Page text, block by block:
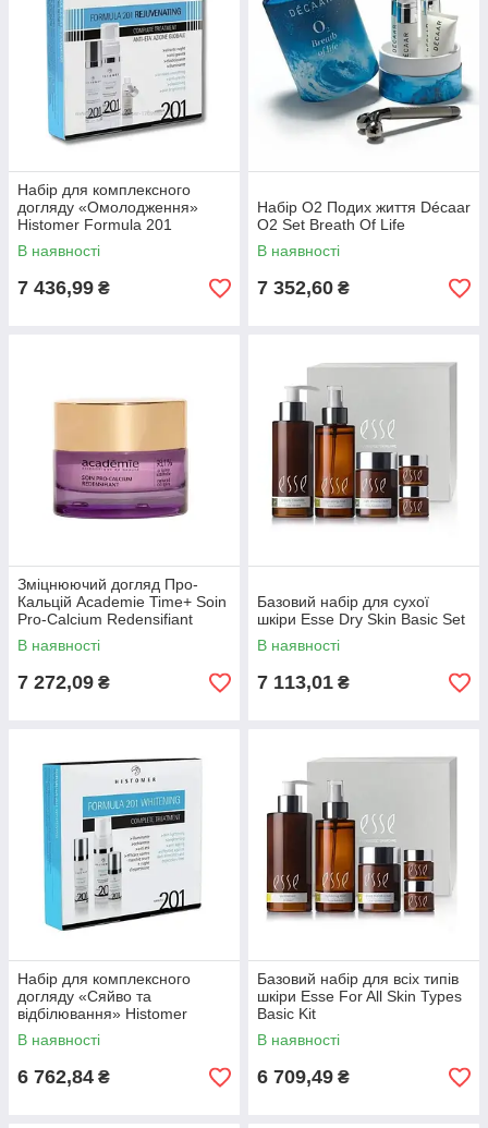
Набір для комплексного
догляду «Омолодження»
Histomer Formula 201
Rejuvenating Complete
Treatment Kit
В наявності
7 436,99 ₴
Набір O2 Подих життя Décaar
O2 Set Breath Of Life
В наявності
7 352,60 ₴
Зміцнюючий догляд Про-
Кальцій Academie Time+ Soin
Pro-Calcium Redensifiant
В наявності
7 272,09 ₴
Базовий набір для сухої
шкіри Esse Dry Skin Basic Set
В наявності
7 113,01 ₴
Набір для комплексного
догляду «Сяйво та
відбілювання» Histomer
Formula 201 Whitening
Complete Treatment Kit
В наявності
6 762,84 ₴
Базовий набір для всіх типів
шкіри Esse For All Skin Types
Basic Kit
В наявності
6 709,49 ₴